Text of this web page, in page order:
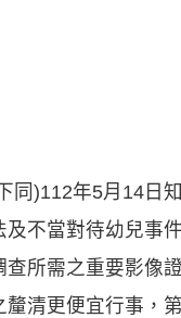
同)112年5月14日
不當對待幼兒事
所需之重要影像
清更便宜行事，